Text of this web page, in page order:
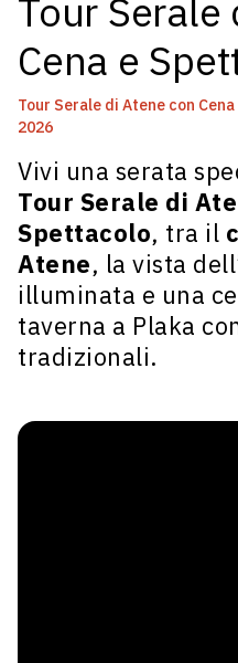
Tour Serale
Cena e
Tour Serale di Atene con
2026
Vivi una serata
Tour Serale di
Spettacolo, tra il
Atene, la vista
illuminata e una
taverna a Plaka
tradizionali.